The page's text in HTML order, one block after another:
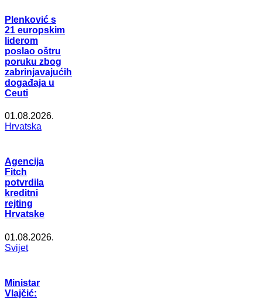
Plenković s
21 europskim
liderom
poslao oštru
poruku zbog
zabrinjavajućih
događaja u
Ceuti
01.08.2026.
Hrvatska
Agencija
Fitch
potvrdila
kreditni
rejting
Hrvatske
01.08.2026.
Svijet
Ministar
Vlajčić: